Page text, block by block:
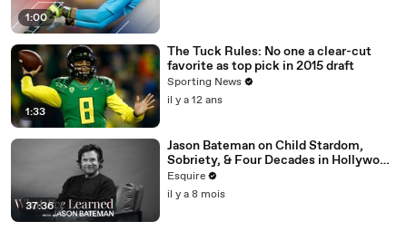
1:00
1:33
The Tuck Rules: No one a clear-cut
favorite as top pick in 2015 draft
Sporting News
il y a 12 ans
37:36
Jason Bateman on Child Stardom,
Sobriety, & Four Decades in Hollywood
| What I’ve Learned | Esquire
Esquire
il y a 8 mois